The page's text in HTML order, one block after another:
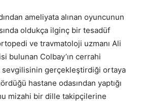
ameliyata alınan oyuncunun
oldukça ilginç bir tesadüf
ve travmatoloji uzmanı Ali
bulunan Colbay’ın cerrahi
gerçekleştirdiği ortaya
hastane odasından yaptığı
mizahi bir dille takipçilerine